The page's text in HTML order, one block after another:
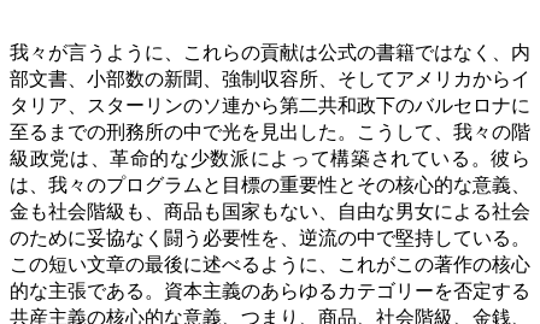
我々が言うように、これらの貢献は公式の書籍ではなく、内
部文書、小部数の新聞、強制収容所、そしてアメリカからイ
タリア、スターリンのソ連から第二共和政下のバルセロナに
至るまでの刑務所の中で光を見出した。こうして、我々の階
級政党は、革命的な少数派によって構築されている。彼ら
は、我々のプログラムと目標の重要性とその核心的な意義、
金も社会階級も、商品も国家もない、自由な男女による社会
のために妥協なく闘う必要性を、逆流の中で堅持している。
この短い文章の最後に述べるように、これがこの著作の核心
的な主張である。資本主義のあらゆるカテゴリーを否定する
共産主義の核心的な意義、つまり、商品、社会階級、金銭、